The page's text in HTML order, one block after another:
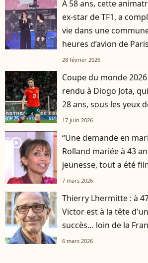
À 58 ans, cette
ex-star de TF1, a
vie dans une
heures d’avion de Paris
28 février 2026
Coupe du monde
rendu à Diogo Jota,
28 ans, sous les yeux
17 juin 2026
player2
“Une demande en
Rolland mariée à 43
jeunesse, tout a été
7 mars 2026
Thierry Lhermitte : à
Victor est à la tête
succès… loin de la
6 mars 2026